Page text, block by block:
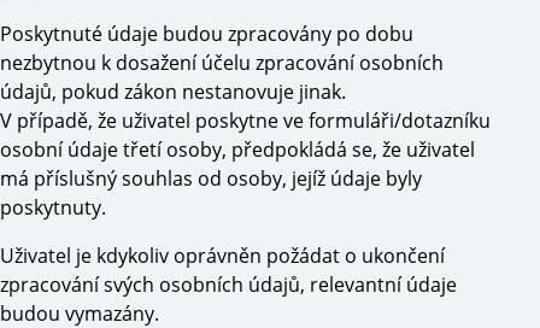
Poskytnuté údaje budou zpracovány po dobu
nezbytnou k dosažení účelu zpracování osobních
údajů, pokud zákon nestanovuje jinak.
V případě, že uživatel poskytne ve formuláři/dotazníku
osobní údaje třetí osoby, předpokládá se, že uživatel
má příslušný souhlas od osoby, jejíž údaje byly
poskytnuty.
Uživatel je kdykoliv oprávněn požádat o ukončení
zpracování svých osobních údajů, relevantní údaje
budou vymazány.